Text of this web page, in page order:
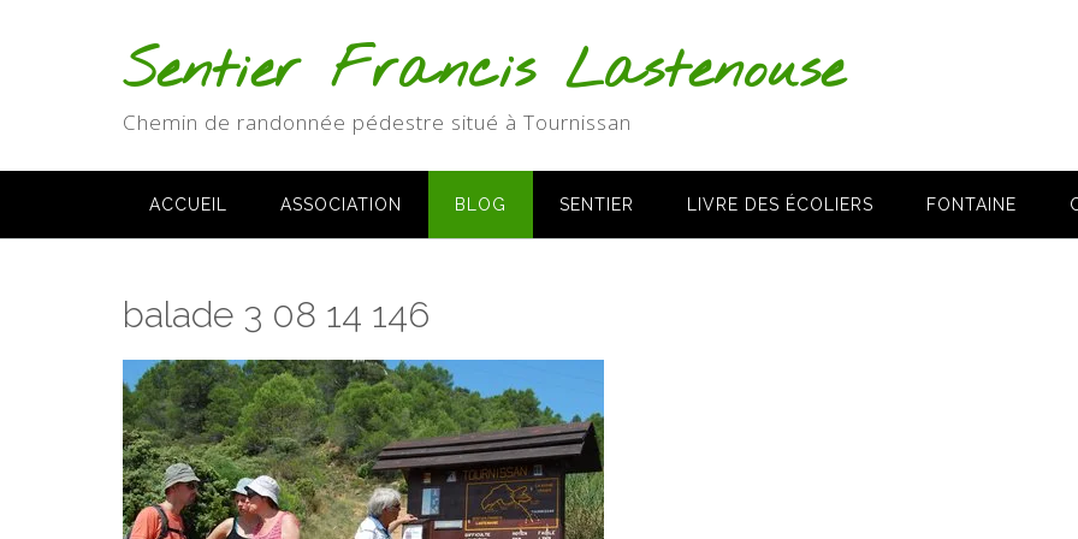
Sentier Francis Lastenouse
Chemin de randonnée pédestre situé à Tournissan
ACCUEIL ASSOCIATION BLOG SENTIER LIVRE DES ÉCOLIERS FONTAINE
balade 3 08 14 146